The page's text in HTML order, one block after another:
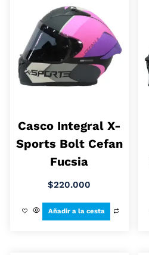
Casco Integral X-
Sports Bolt Cefan
Fucsia
$220.000
Añadir a la cesta